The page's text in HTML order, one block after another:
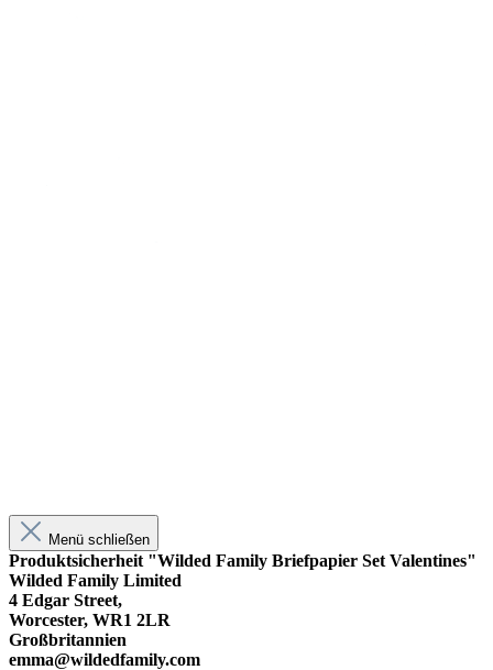
Menü schließen
Produktsicherheit "Wilded Family Briefpapier Set Valentines"
Wilded Family Limited
4 Edgar Street,
Worcester, WR1 2LR
Großbritannien
emma@wildedfamily.com